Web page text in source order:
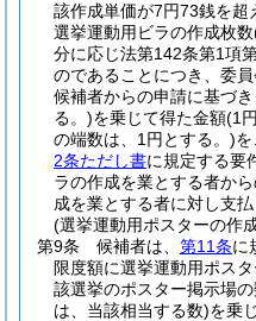
該作成単価が7円73銭を超
選挙運動用ビラの作成枚数
分に応じ法第142条第1項
のであることにつき、委
候補者からの申請に基づ
る。)を乗じて得た金額(1
の端数は、1円とする。)を
2条ただし書に規定する要
ラの作成を業とする者か
成を業とする者に対し支払
(選挙運動用ポスターの作
第9条
候補者は、 第11条に
限度額に選挙運動用ポス
該選挙のポスター掲示場
は、当該相当する数)を乗